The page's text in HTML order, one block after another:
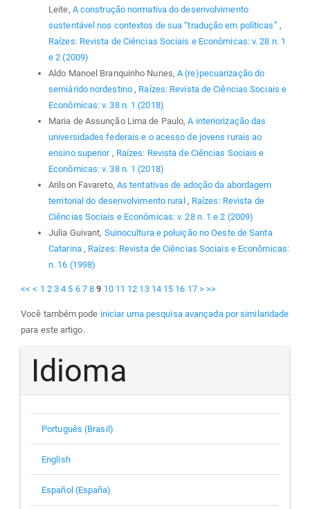
Leite, A construção normativa do desenvolvimento
sustentável nos contextos de sua “tradução em políticas” ,
Raízes: Revista de Ciências Sociais e Econômicas: v. 28 n. 1
e 2 (2009)
Aldo Manoel Branquinho Nunes,A (re)pecuarização do
semiárido nordestino, Raízes: Revista de Ciências Sociais e
Econômicas: v. 38 n. 1 (2018)
Maria de Assunção Lima de Paulo,A interiorização das
universidades federais e o acesso de jovens rurais ao
ensino superior , Raízes: Revista de Ciências Sociais e
Econômicas: v. 38 n. 1 (2018)
Arilson Favareto, As tentativas de adoção da abordagem
territorial do desenvolvimento rural , Raízes: Revista de
Ciências Sociais e Econômicas: v. 28 n. 1 e 2 (2009)
Julia Guivant, Suinocultura e poluição no Oeste de Santa
Catarina , Raízes: Revista de Ciências Sociais e Econômicas:
n. 16 (1998)
<< < 1 2 3 4 5 6 7 8 9 10 11 12 13 14 15 16 17 > >>
Você também pode iniciar uma pesquisa avançada por similaridade
para este artigo.
Idioma
Português (Brasil)
English
Español (España)